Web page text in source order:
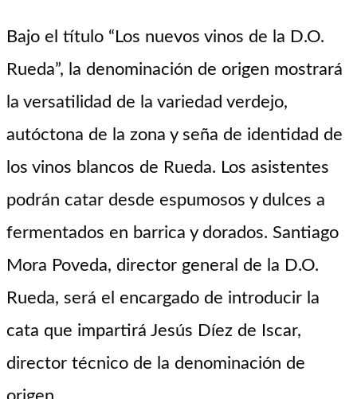
Bajo el título “Los nuevos vinos de la D.O.
Rueda”, la denominación de origen mostrará
la versatilidad de la variedad verdejo,
autóctona de la zona y seña de identidad de
los vinos blancos de Rueda. Los asistentes
podrán catar desde espumosos y dulces a
fermentados en barrica y dorados. Santiago
Mora Poveda, director general de la D.O.
Rueda, será el encargado de introducir la
cata que impartirá Jesús Díez de Iscar,
director técnico de la denominación de